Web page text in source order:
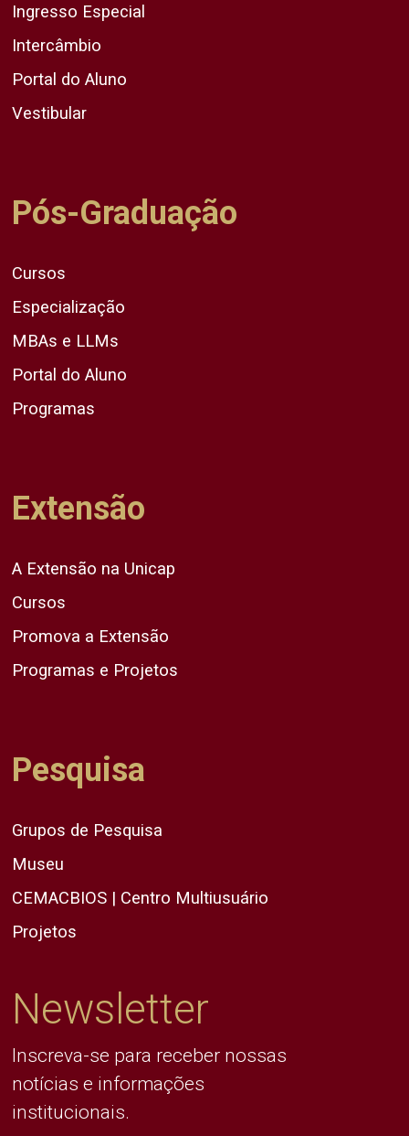
Ingresso Especial
Intercâmbio
Portal do Aluno
Vestibular
Pós-Graduação
Cursos
Especialização
MBAs e LLMs
Portal do Aluno
Programas
Extensão
A Extensão na Unicap
Cursos
Promova a Extensão
Programas e Projetos
Pesquisa
Grupos de Pesquisa
Museu
CEMACBIOS | Centro Multiusuário
Projetos
Newsletter
Inscreva-se para receber nossas
notícias e informações
institucionais.